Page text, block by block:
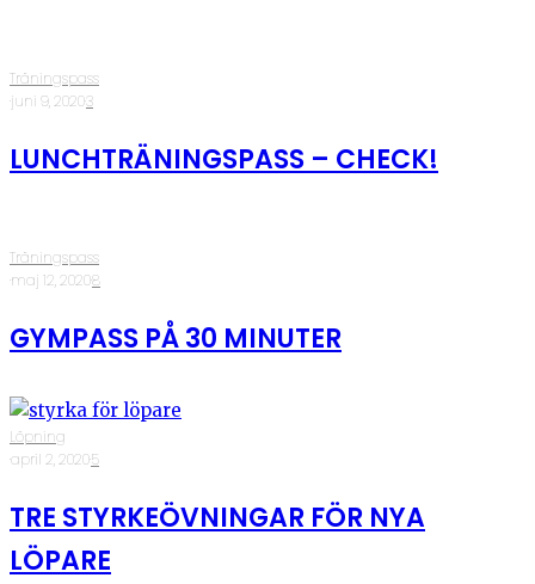
Träningspass
·juni 9, 2020·3
LUNCHTRÄNINGSPASS – CHECK!
Träningspass
·maj 12, 2020·8
GYMPASS PÅ 30 MINUTER
Löpning
·april 2, 2020·5
TRE STYRKEÖVNINGAR FÖR NYA
LÖPARE